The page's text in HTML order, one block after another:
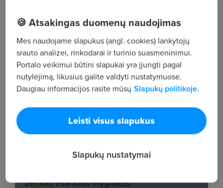
🍪 Atsakingas duomenų naudojimas
Mes naudojame slapukus (angl. cookies) lankytojų
srauto analizei, rinkodarai ir turinio suasmeninimui.
Portalo veikimui būtini slapukai yra įjungti pagal
nutylėjimą, likusius galite valdyti nustatymuose.
Daugiau informacijos rasite mūsų Slapukų politikoje.
Leisti visus slapukus
Slapukų nustatymai